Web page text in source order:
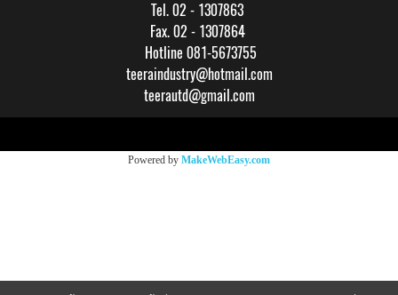
Tel. 02 - 1307863
Fax. 02 - 1307864
Hotline 081-5673755
teeraindustry@hotmail.com
teerautd@gmail.com
Powered by MakeWebEasy.com